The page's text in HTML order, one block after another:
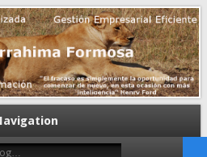
de la PyME
financiera externalizada.